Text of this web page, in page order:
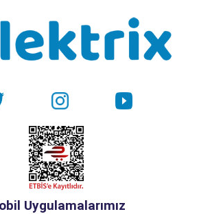
Uygulamalarımız